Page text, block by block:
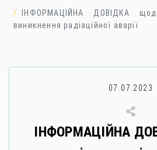
ІНФОРМАЦІЙНА ДОВІДКА
виникнення радіаційної аварії
07.07.2023
ІНФОРМАЦІЙНА